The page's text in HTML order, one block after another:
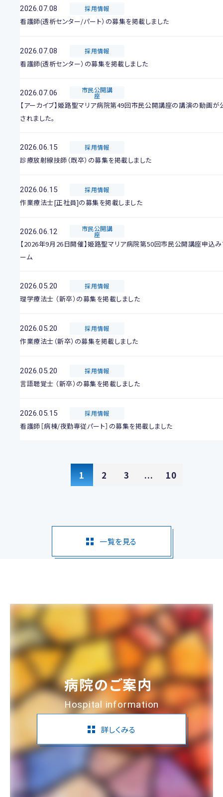
2026.07.08 採用情報
看護師(透析センター/パート）の募集を掲載しました
2026.07.08 採用情報
看護師(透析センター）の募集を掲載しました
2026.07.06 市民公開講
座
【アーカイブ】姫路聖マリア病院第49回市民公開講座の講演の動画が
されました。
2026.06.15 採用情報
診療放射線技師（既卒）の募集を掲載しました
2026.06.15 採用情報
作業療法士[正社員]の募集を掲載しました
2026.06.12 市民公開講
座
【2026年9月26日開催】姫路聖マリア病院第50回市民公開講座申込み
ーム
2026.05.20 採用情報
理学療法士 （新卒）の募集を掲載しました
2026.05.20 採用情報
作業療法士（新卒）の募集を掲載しました
2026.05.20 採用情報
言語聴覚士 （新卒）の募集を掲載しました
2026.05.15 採用情報
看護師［病棟/夜勤専従パート］の募集を掲載しました
1 2 3 ... 10
一覧を見る
病院のご案内
Hospital information
詳しくみる